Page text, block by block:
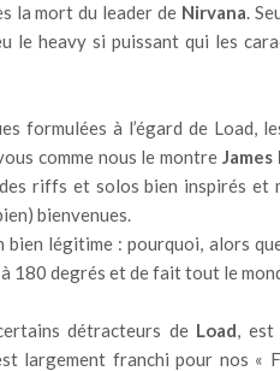
la mort du leader de Nirvana.
le heavy si puissant qui les
à l’égard de Load,
comme nous le montre
riffs et solos bien inspirés et
bienvenues.
légitime : pourquoi, alors
180 degrés et de fait tout le
détracteurs de Load, est
largement franchi pour nos «